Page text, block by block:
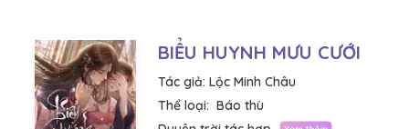
BIỂU HUYNH MƯU CƯỚI
Tác giả: Lộc Minh Châu
Thể loại: Báo thù